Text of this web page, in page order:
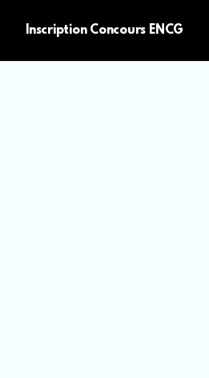
Inscription Concours ENCG